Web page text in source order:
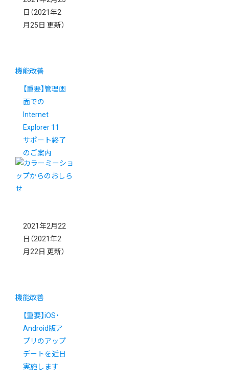
日 （2021年2
月25日 更新）
機能改善
【重要】管理画
面での
Internet
Explorer 11
サポート終了
のご案内
2021年2月22
日 （2021年2
月22日 更新）
機能改善
【重要】iOS・
Android版ア
プリのアップ
デートを近日
実施します